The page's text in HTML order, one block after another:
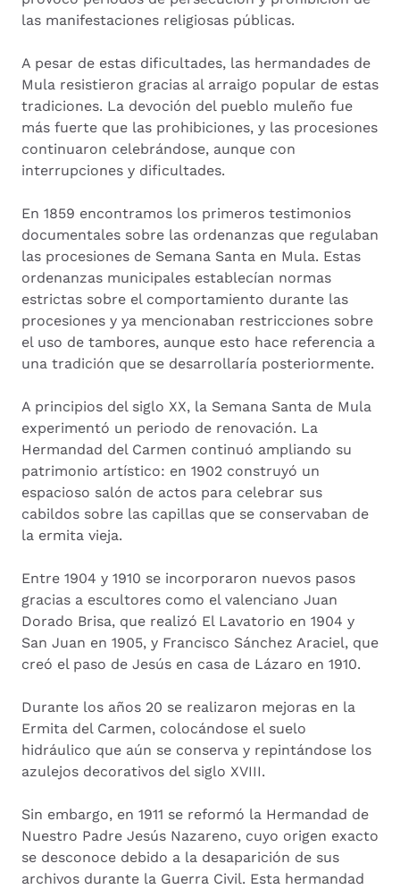
las manifestaciones religiosas públicas.
A pesar de estas dificultades, las hermandades de
Mula resistieron gracias al arraigo popular de estas
tradiciones. La devoción del pueblo muleño fue
más fuerte que las prohibiciones, y las procesiones
continuaron celebrándose, aunque con
interrupciones y dificultades.
En 1859 encontramos los primeros testimonios
documentales sobre las ordenanzas que regulaban
las procesiones de Semana Santa en Mula. Estas
ordenanzas municipales establecían normas
estrictas sobre el comportamiento durante las
procesiones y ya mencionaban restricciones sobre
el uso de tambores, aunque esto hace referencia a
una tradición que se desarrollaría posteriormente.
A principios del siglo XX, la Semana Santa de Mula
experimentó un periodo de renovación. La
Hermandad del Carmen continuó ampliando su
patrimonio artístico: en 1902 construyó un
espacioso salón de actos para celebrar sus
cabildos sobre las capillas que se conservaban de
la ermita vieja.
Entre 1904 y 1910 se incorporaron nuevos pasos
gracias a escultores como el valenciano Juan
Dorado Brisa, que realizó El Lavatorio en 1904 y
San Juan en 1905, y Francisco Sánchez Araciel, que
creó el paso de Jesús en casa de Lázaro en 1910.
Durante los años 20 se realizaron mejoras en la
Ermita del Carmen, colocándose el suelo
hidráulico que aún se conserva y repintándose los
azulejos decorativos del siglo XVIII.
Sin embargo, en 1911 se reformó la Hermandad de
Nuestro Padre Jesús Nazareno, cuyo origen exacto
se desconoce debido a la desaparición de sus
archivos durante la Guerra Civil. Esta hermandad